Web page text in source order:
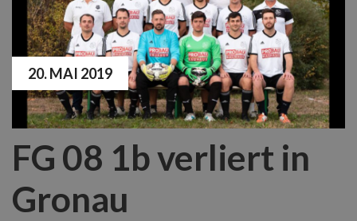
FG 08 1b verliert in
Gronau
20. MAI 2019